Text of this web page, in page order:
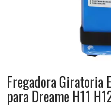
Fregadora Giratoria
para Dreame H11